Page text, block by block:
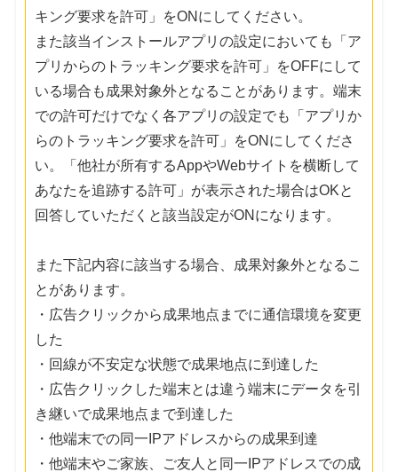
キング要求を許可」をONにしてください。
また該当インストールアプリの設定においても「ア
プリからのトラッキング要求を許可」をOFFにして
いる場合も成果対象外となることがあります。端末
での許可だけでなく各アプリの設定でも「アプリか
らのトラッキング要求を許可」をONにしてくださ
い。「他社が所有するAppやWebサイトを横断して
あなたを追跡する許可」が表示された場合はOKと
回答していただくと該当設定がONになります。
また下記内容に該当する場合、成果対象外となるこ
とがあります。
・広告クリックから成果地点までに通信環境を変更
した
・回線が不安定な状態で成果地点に到達した
・広告クリックした端末とは違う端末にデータを引
き継いで成果地点まで到達した
・他端末での同一IPアドレスからの成果到達
・他端末やご家族、ご友人と同一IPアドレスでの成